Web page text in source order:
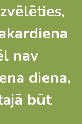
nav
diena,
būt